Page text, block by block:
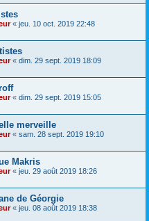
« jeu. 10 oct. 2019 22:48
« dim. 29 sept. 2019 18:09
« dim. 29 sept. 2019 15:05
merveille
« sam. 28 sept. 2019 19:10
Makris
« jeu. 29 août 2019 18:26
de Géorgie
« jeu. 08 août 2019 18:38